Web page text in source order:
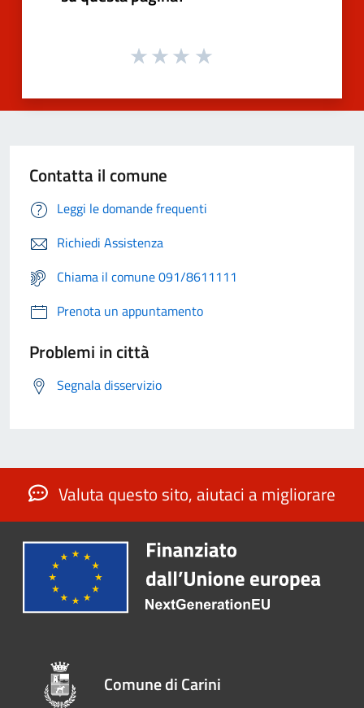
Contatta il comune
Leggi le domande frequenti
Richiedi Assistenza
Chiama il comune 091/8611111
Prenota un appuntamento
Problemi in città
Segnala disservizio
Valuta questo sito, aiutaci a migliorare
Comune di Carini